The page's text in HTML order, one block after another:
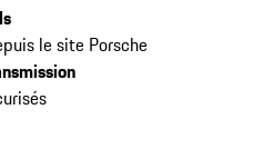
le site Porsche